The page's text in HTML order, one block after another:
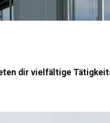
dir vielfältige